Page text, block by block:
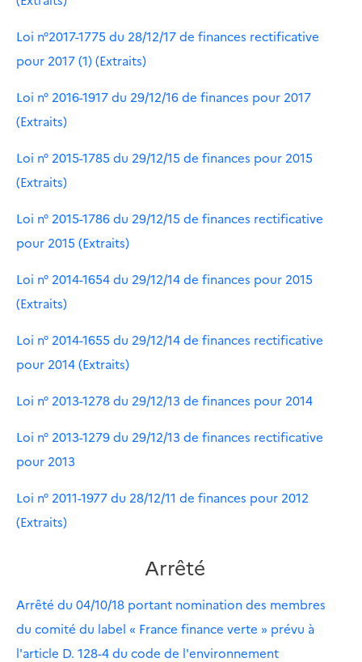
Loi n°2017-1775 du 28/12/17 de finances rectificative
pour 2017 (1) (Extraits)
Loi n° 2016-1917 du 29/12/16 de finances pour 2017
(Extraits)
Loi n° 2015-1785 du 29/12/15 de finances pour 2015
(Extraits)
Loi n° 2015-1786 du 29/12/15 de finances rectificative
pour 2015 (Extraits)
Loi n° 2014-1654 du 29/12/14 de finances pour 2015
(Extraits)
Loi n° 2014-1655 du 29/12/14 de finances rectificative
pour 2014 (Extraits)
Loi n° 2013-1278 du 29/12/13 de finances pour 2014
Loi n° 2013-1279 du 29/12/13 de finances rectificative
pour 2013
Loi n° 2011-1977 du 28/12/11 de finances pour 2012
(Extraits)
Arrêté
Arrêté du 04/10/18 portant nomination des membres
du comité du label « France finance verte » prévu à
l'article D. 128-4 du code de l'environnement